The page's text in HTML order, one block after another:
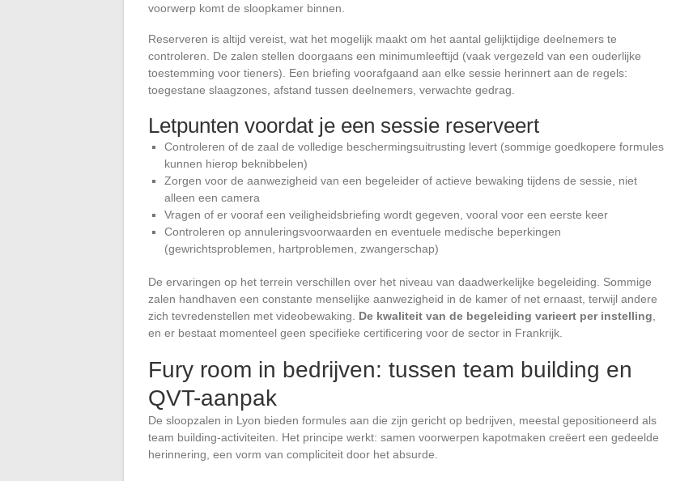
voorwerp komt de sloopkamer binnen.
Reserveren is altijd vereist, wat het mogelijk maakt om het aantal gelijktijdige deelnemers te
controleren. De zalen stellen doorgaans een minimumleeftijd (vaak vergezeld van een ouderlijke
toestemming voor tieners). Een briefing voorafgaand aan elke sessie herinnert aan de regels:
toegestane slaagzones, afstand tussen deelnemers, verwachte gedrag.
Letpunten voordat je een sessie reserveert
Controleren of de zaal de volledige beschermingsuitrusting levert (sommige goedkopere formules
kunnen hierop beknibbelen)
Zorgen voor de aanwezigheid van een begeleider of actieve bewaking tijdens de sessie, niet
alleen een camera
Vragen of er vooraf een veiligheidsbriefing wordt gegeven, vooral voor een eerste keer
Controleren op annuleringsvoorwaarden en eventuele medische beperkingen
(gewrichtsproblemen, hartproblemen, zwangerschap)
De ervaringen op het terrein verschillen over het niveau van daadwerkelijke begeleiding. Sommige
zalen handhaven een constante menselijke aanwezigheid in de kamer of net ernaast, terwijl andere
zich tevredenstellen met videobewaking. De kwaliteit van de begeleiding varieert per instelling
en er bestaat momenteel geen specifieke certificering voor de sector in Frankrijk.
Fury room in bedrijven: tussen team building en
QVT-aanpak
De sloopzalen in Lyon bieden formules aan die zijn gericht op bedrijven, meestal gepositioneerd als
team building-activiteiten. Het principe werkt: samen voorwerpen kapotmaken creëert een gedeelde
herinnering, een vorm van compliciteit door het absurde.